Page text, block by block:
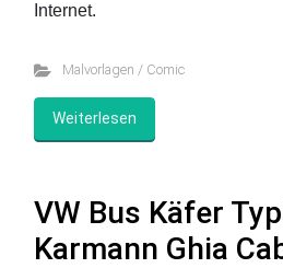
Internet.
Malvorlagen / Comic
Weiterlesen
VW Bus Käfer
Karmann Ghia